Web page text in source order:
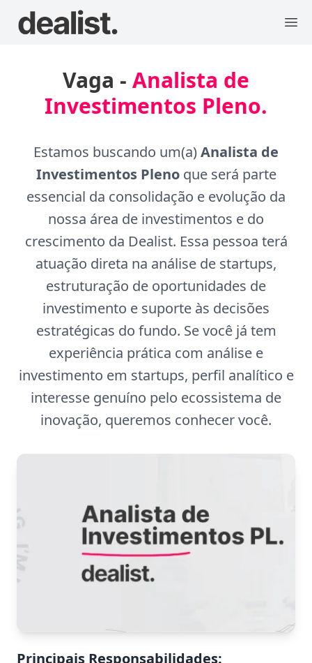
Vaga - Analista de
Investimentos Pleno.
Estamos buscando um(a)Analista de
Investimentos Plenoque será parte
essencial da consolidação e evolução da
nossa área de investimentos e do
crescimento da Dealist. Essa pessoa terá
atuação direta na análise de startups,
estruturação de oportunidades de
investimento e suporte às decisões
estratégicas do fundo. Se você já tem
experiência prática com análise e
investimento em startups, perfil analítico e
interesse genuíno pelo ecossistema de
inovação, queremos conhecer você.
Principais Responsabilidades: